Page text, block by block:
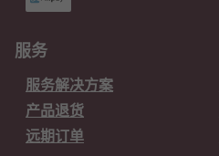
服务
服务解决方案
产品退货
远期订单